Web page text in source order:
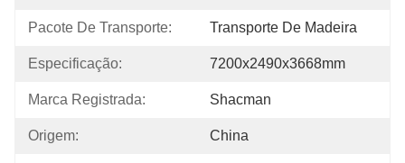
Pacote De Transporte: Transporte De Madeira
Especificação: 7200x2490x3668mm
Marca Registrada: Shacman
Origem: China